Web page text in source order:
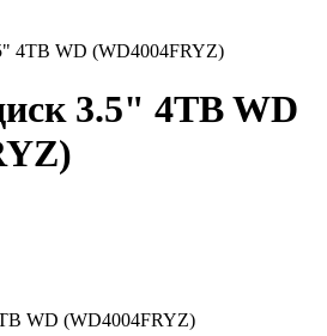
4TB WD (WD4004FRYZ)
3.5" 4TB WD